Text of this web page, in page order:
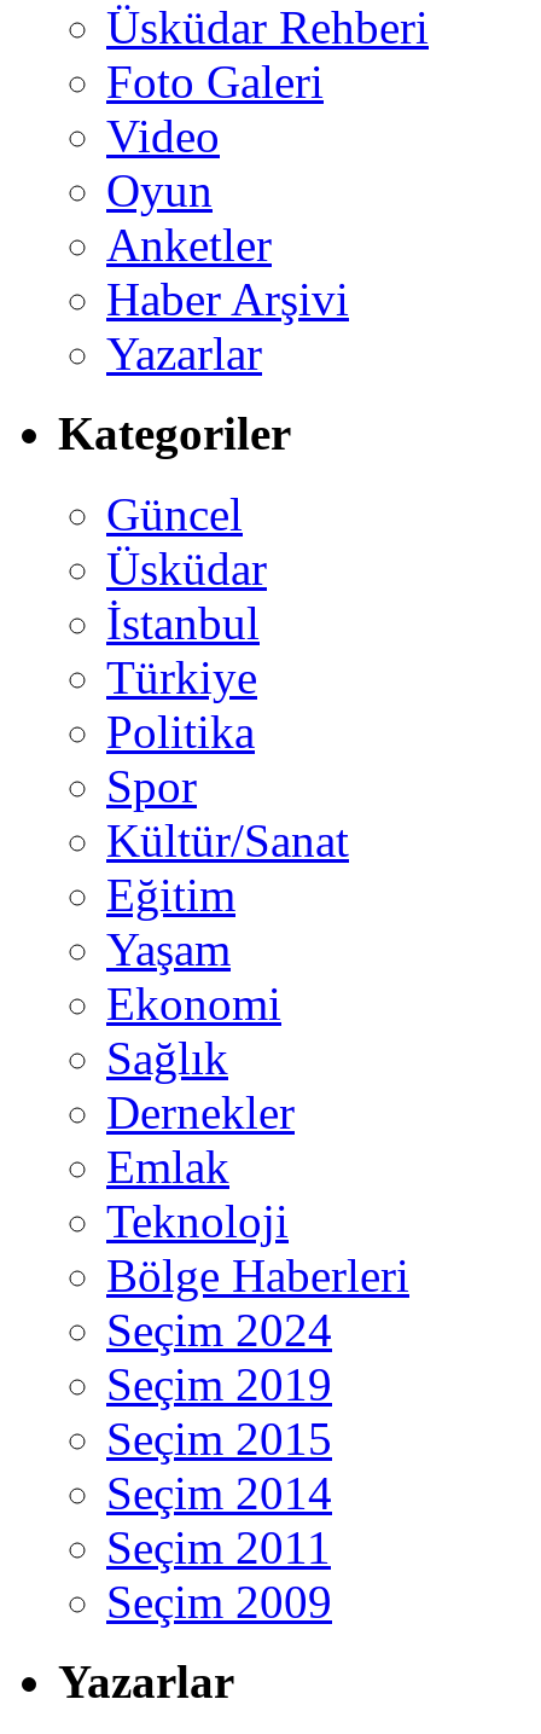
Üsküdar Rehberi
Foto Galeri
Video
Oyun
Anketler
Haber Arşivi
Yazarlar
Kategoriler
Güncel
Üsküdar
İstanbul
Türkiye
Politika
Spor
Kültür/Sanat
Eğitim
Yaşam
Ekonomi
Sağlık
Dernekler
Emlak
Teknoloji
Bölge Haberleri
Seçim 2024
Seçim 2019
Seçim 2015
Seçim 2014
Seçim 2011
Seçim 2009
Yazarlar